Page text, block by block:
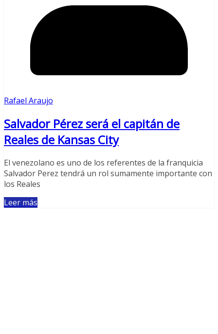
Rafael Araujo
Salvador Pérez será el capitán de
Reales de Kansas City
El venezolano es uno de los referentes de la franquicia
Salvador Perez tendrá un rol sumamente importante con
los Reales
Leer más